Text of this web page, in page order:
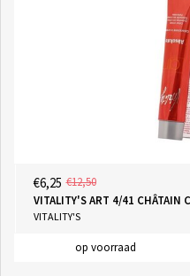
€6,25 €12,50
VITALITY'S ART 4/41 CHÂTAIN
VITALITY'S
op voorraad